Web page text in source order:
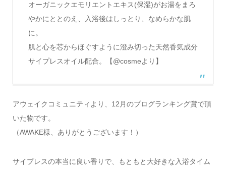
オーガニックエモリエントエキス(保湿)がお湯をまろ
やかにととのえ、入浴後はしっとり、なめらかな肌
に。
肌と心を芯からほぐすように澄み切った天然香気成分
サイプレスオイル配合。【@cosmeより】
アウェイクコミュニティより、12月のブログランキング賞で頂
いた物です。
（AWAKE様、ありがとうございます！）
サイプレスの本当に良い香りで、もともと大好きな入浴タイム